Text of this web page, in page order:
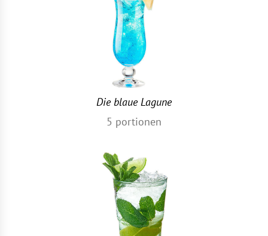
Die blaue Lagune
5 portionen